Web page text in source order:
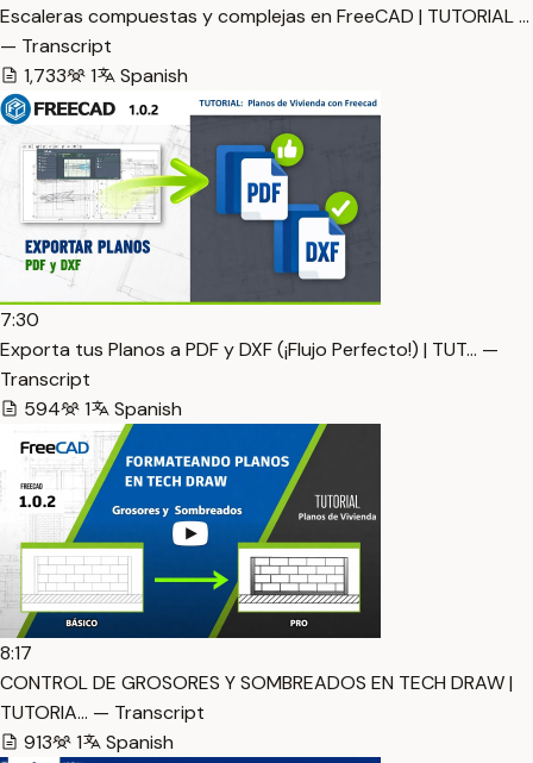
Escaleras compuestas y complejas en FreeCAD | TUTORIAL …
— Transcript
1,733
1 Spanish
7:30
Exporta tus Planos a PDF y DXF (¡Flujo Perfecto!) | TUT… —
Transcript
594
1 Spanish
8:17
CONTROL DE GROSORES Y SOMBREADOS EN TECH DRAW |
TUTORIA… — Transcript
913
1 Spanish